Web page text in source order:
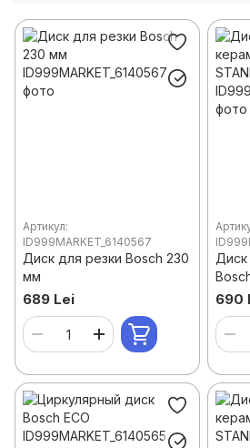
Артикул:
ID999MARKET_6140567
Диск для резки Bosch 230
мм
689 Lei
Диск
690